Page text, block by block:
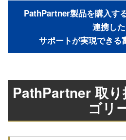
PathPartner製品を購入す
連携した
サポートが実現できる
PathPartner 取
ゴリ